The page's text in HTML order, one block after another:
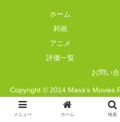
ホーム
邦画
アニメ
評価一覧
お問い
Copyright © 2014 Masa's Movies
映画記録管理簿~ All
メニュー ホーム 検索